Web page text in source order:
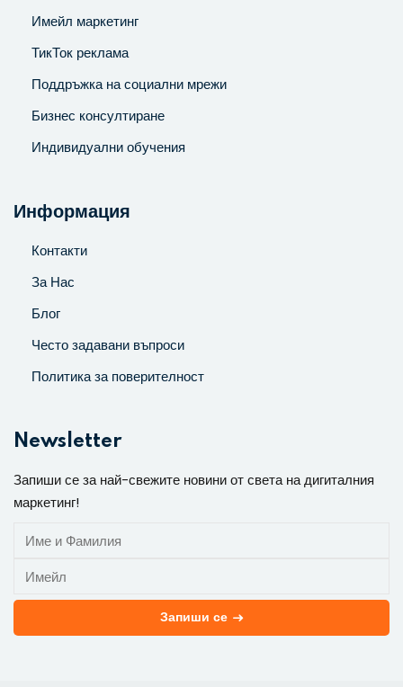
Имейл маркетинг
ТикТок реклама
Поддръжка на социални мрежи
Бизнес консултиране
Индивидуални обучения
Информация
Контакти
За Нас
Блог
Често задавани въпроси
Политика за поверителност
Newsletter
Запиши се за най-свежите новини от света на дигиталния
маркетинг!
Запиши се